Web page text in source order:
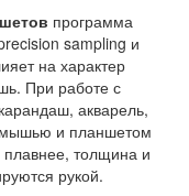
программа
sampling и
на характер
При работе с
акварель,
мышью и планшетом
плавнее, толщина и
рукой.